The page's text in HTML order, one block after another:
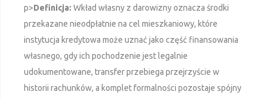
p>Definicja: Wkład własny z darowizny oznacza środki
przekazane nieodpłatnie na cel mieszkaniowy, które
instytucja kredytowa może uznać jako część finansowania
własnego, gdy ich pochodzenie jest legalnie
udokumentowane, transfer przebiega przejrzyście w
historii rachunków, a komplet formalności pozostaje spójny